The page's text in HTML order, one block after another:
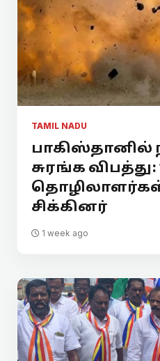
TAMIL NADU
பாகிஸ்தானில்
சுரங்க விபத்து:
தொழிலாளர்கள்
சிக்கினர்
1 week ago